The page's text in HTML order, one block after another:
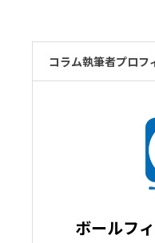
コラム執筆者プロフ
ボールフ